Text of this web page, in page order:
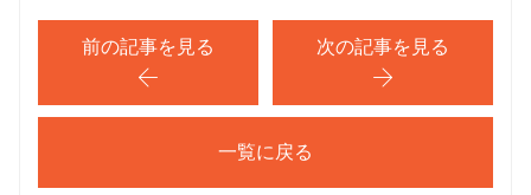
前の記事を見る
一覧に戻る
次の記事を見る